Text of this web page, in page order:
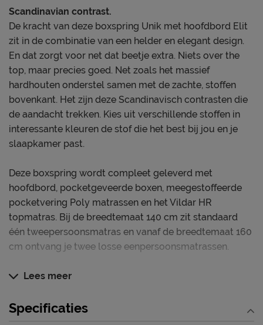
Scandinavian contrast.
De kracht van deze boxspring Unik met hoofdbord Elit
zit in de combinatie van een helder en elegant design.
En dat zorgt voor net dat beetje extra. Niets over the
top, maar precies goed. Net zoals het massief
hardhouten onderstel samen met de zachte, stoffen
bovenkant. Het zijn deze Scandinavisch contrasten die
de aandacht trekken. Kies uit verschillende stoffen in
interessante kleuren de stof die het best bij jou en je
slaapkamer past.
Deze boxspring wordt compleet geleverd met
hoofdbord, pocketgeveerde boxen, meegestoffeerde
pocketvering Poly matrassen en het Vildar HR
topmatras. Bij de breedtemaat 140 cm zit standaard
één tweepersoonsmatras en vanaf de breedtemaat 160
cm ontvang je twee losse eenpersoonsmatrassen.
Hoe ligt deze boxspring?
verschil gaan maken. Voor zowel je nacht als dag. De
pocketveren in de boxen én de matrassen bieden
Lees meer
Specificaties